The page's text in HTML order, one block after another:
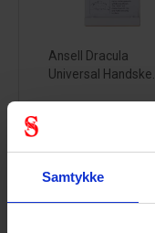
Samtykke
Ansell Dracula
Universal Handske...
CorPatch -
HLR træning